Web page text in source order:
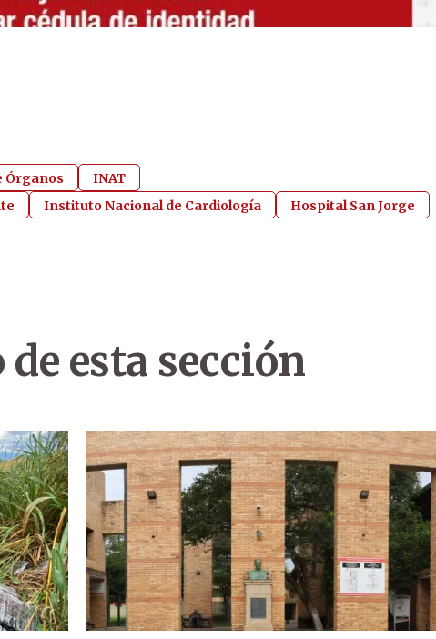
Órganos
INAT
Instituto Nacional de Cardiología Hospital San Jorge
esta sección